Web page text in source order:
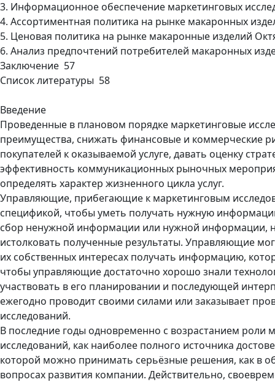
3. Информационное обеспечение маркетинговых
4. Ассортиментная политика на рынке макаронных
5. Ценовая политика на рынке макаронные изделий
6. Анализ предпочтений потребителей макаронных
Заключение 57
Список литературы 58
Введение
Проведенные в плановом порядке маркетинговые
преимущества, снижать финансовые и коммерческие
покупателей к оказываемой услуге, давать оценку
эффективность коммуникационных рыночных
определять характер жизненного цикла услуг.
Управляющие, прибегающие к маркетинговым
спецификой, чтобы уметь получать нужную
сбор ненужной информации или нужной информации,
истолковать полученные результаты. Управляющие
их собственных интересах получать информацию,
чтобы управляющие достаточно хорошо знали
участвовать в его планировании и последующей
ежегодно проводит своими силами или заказывает
исследований.
В последние годы одновременно с возрастанием роли
исследований, как наиболее полного источника
которой можно принимать серьёзные решения, как в
вопросах развития компании. Действительно,